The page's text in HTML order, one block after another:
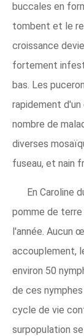
buccales en
tombent et le
croissance
fortement
bas. Les
rapidement
nombre de
diverses
fuseau, et nain
En Caroline
pomme de
l'année. Aucun
accouplement,
environ 50
de ces
cycle de vie
surpopulation